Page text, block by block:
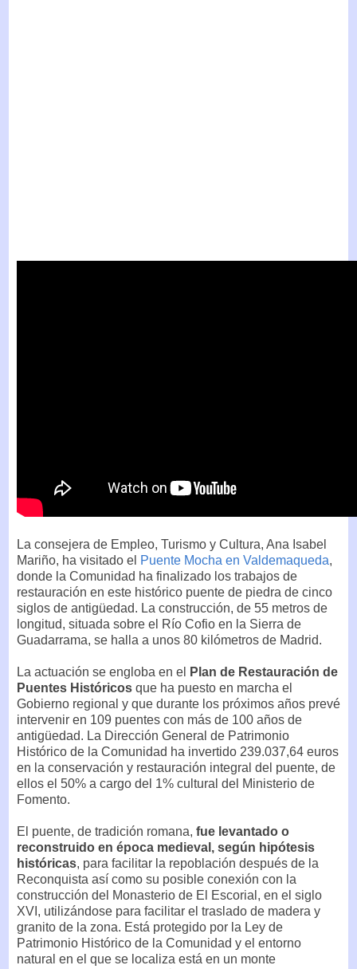
La consejera de Empleo, Turismo y Cultura, Ana Isabel
Mariño, ha visitado el Puente Mocha en Valdemaqueda,
donde la Comunidad ha finalizado los trabajos de
restauración en este histórico puente de piedra de cinco
siglos de antigüedad. La construcción, de 55 metros de
longitud, situada sobre el Río Cofio en la Sierra de
Guadarrama, se halla a unos 80 kilómetros de Madrid.
La actuación se engloba en el
Plan de Restauración de
Puentes Históricos que ha puesto en marcha el
Gobierno regional y que durante los próximos años prevé
intervenir en 109 puentes con más de 100 años de
antigüedad. La Dirección General de Patrimonio
Histórico de la Comunidad ha invertido 239.037,64 euros
en la conservación y restauración integral del puente, de
ellos el 50% a cargo del 1% cultural del Ministerio de
Fomento.
El puente, de tradición romana, fue levantado o
reconstruido en época medieval, según hipótesis
históricas, para facilitar la repoblación después de la
Reconquista así como su posible conexión con la
construcción del Monasterio de El Escorial, en el siglo
XVI, utilizándose para facilitar el traslado de madera y
granito de la zona. Está protegido por la Ley de
Patrimonio Histórico de la Comunidad y el entorno
natural en el que se localiza está en un monte